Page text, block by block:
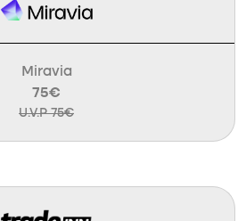
Miravia
75€
U.V.P 75€